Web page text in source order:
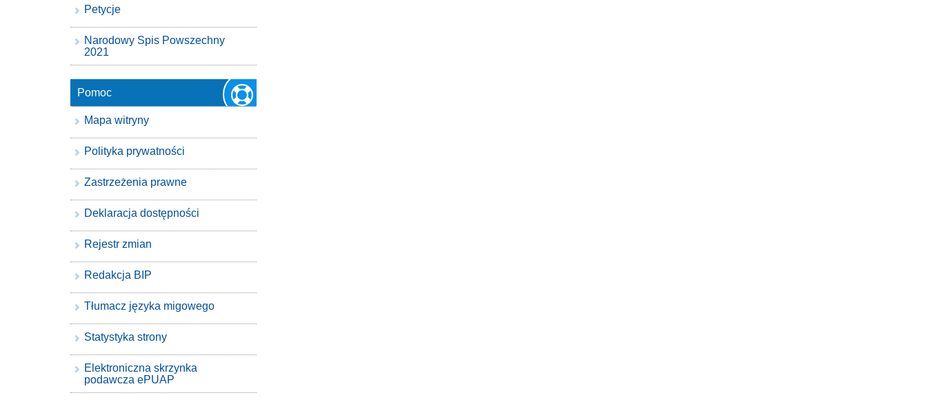
Petycje
Narodowy Spis Powszechny
2021
Pomoc
Mapa witryny
Polityka prywatności
Zastrzeżenia prawne
Deklaracja dostępności
Rejestr zmian
Redakcja BIP
Tłumacz języka migowego
Statystyka strony
Elektroniczna skrzynka
podawcza ePUAP